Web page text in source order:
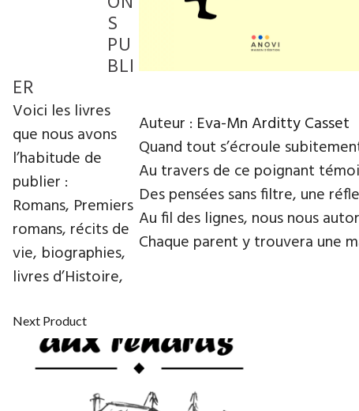
Auteur : Eva-Mn Arditty Casset
Quand tout s’écroule
Au travers de ce poignant
Des pensées sans filtre, une
Au fil des lignes, nous nous
Chaque parent y trouvera une
Next Product
S
PU
BLI
ER
Voici les livres
que nous avons
l’habitude de
publier :
Romans, Premiers
romans, récits de
vie, biographies,
livres d’Histoire,